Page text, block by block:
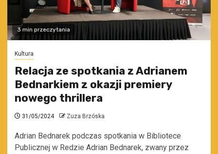
3 min przeczytania
Kultura
Relacja ze spotkania z Adrianem
Bednarkiem z okazji premiery
nowego thrillera
31/05/2024 Zuza Brzóska
Adrian Bednarek podczas spotkania w Bibliotece
Publicznej w Redzie Adrian Bednarek, zwany przez